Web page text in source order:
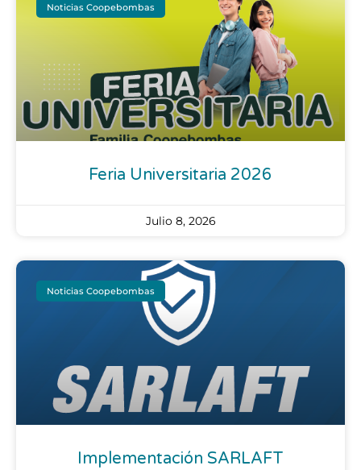
Noticias Coopebombas
Feria Universitaria 2026
Julio 8, 2026
Noticias Coopebombas
Implementación SARLAFT